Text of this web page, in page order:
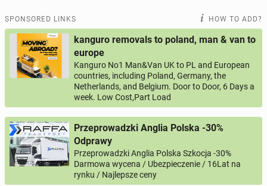
PERSONALS
SPONSORED LINKS HOW TO ADD?
kanguro removals to poland, man & van to
europe
Kanguro No1 Man&Van UK to PL and European
countries, including Poland, Germany, the
Netherlands, and Belgium. Door to Door, 6 Days a
week. Low Cost,Part Load
Przeprowadzki Anglia Polska -30%
Odprawy
Przeprowadzki Anglia Polska Szkocja -30%
Darmowa wycena / Ubezpieczenie / 16Lat na
rynku / Najlepsze ceny